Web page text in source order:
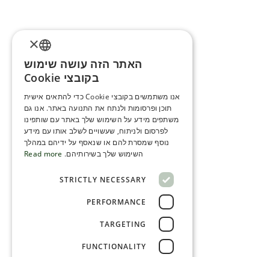
ENGLISH
SERBIA
HEBREW
RUSSIAN
SERBIAN-2
×
האתר הזה עושה שימוש
בקובצי Cookie
אנו משתמשים בקובצי Cookie כדי להתאים אישית
תוכן ופרסומות ולנתח את התנועה באתר. אנו גם
משתפים מידע על השימוש שלך באתר עם שותפינו
לפרסום ולניתוח, שעשויים לשלב אותו עם מידע
נוסף שמסרת להם או שנאסף על ידיהם במהלך
השימוש שלך בשירותיהם. Read more
STRICTLY NECESSARY
PERFORMANCE
TARGETING
FUNCTIONALITY